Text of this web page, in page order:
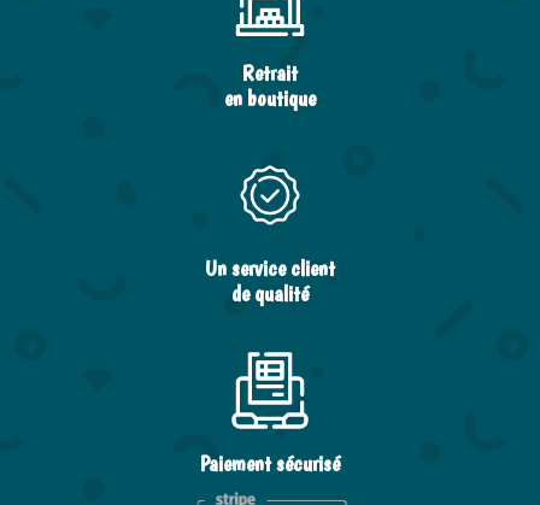
Retrait
en boutique
Un service client
de qualité
Paiement sécurisé